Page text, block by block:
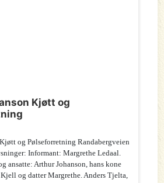
Kjøtt og
og Pølseforretning Randabergveien
Informant: Margrethe Ledaal.
ansatte: Arthur Johanson, hans kone
og datter Margrethe. Anders Tjelta,